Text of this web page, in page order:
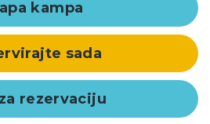
kampa
sada
rezervaciju